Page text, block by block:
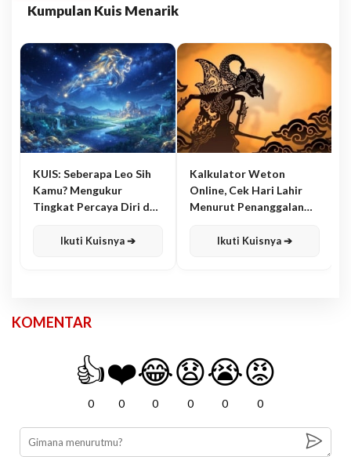
Kumpulan Kuis Menarik
KUIS: Seberapa Leo Sih
Kamu? Mengukur
Tingkat Percaya Diri dan
Ikuti Kuisnya ➔
Kalkulator Weton
Online, Cek Hari Lahir
Menurut Penanggalan
Ikuti Kuisnya ➔
KOMENTAR
👍
0
❤️
0
😂
0
😧
0
😭
0
😡
0